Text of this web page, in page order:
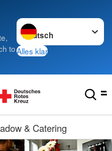
to
Sprache wechseln zu
Alles klar
& Catering